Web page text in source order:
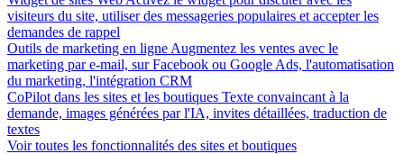
visiteurs du site, utiliser des messageries populaires et accepter les
demandes de rappel
Outils de marketing en ligne Augmentez les ventes avec le
marketing par e-mail, sur Facebook ou Google Ads, l'automatisation
du marketing, l'intégration CRM
CoPilot dans les sites et les boutiques Texte convaincant à la
demande, images générées par l'IA, invites détaillées, traduction de
textes
Voir toutes les fonctionnalités des sites et boutiques